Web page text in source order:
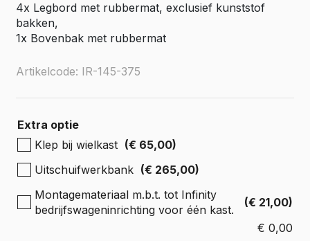
4x Legbord met rubbermat, exclusief kunststof
bakken,
1x Bovenbak met rubbermat
Artikelcode: IR-145-375
Extra optie
Klep bij wielkast (€ 65,00)
Uitschuifwerkbank (€ 265,00)
Montagemateriaal m.b.t. tot Infinity
bedrijfswageninrichting voor één kast.
(€ 21,00)
€ 0,00